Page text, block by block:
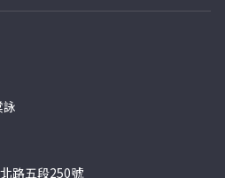
路五段250號